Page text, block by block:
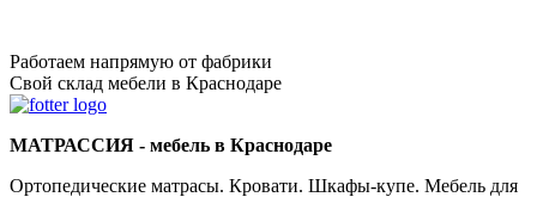
Работаем напрямую от фабрики
Свой склад мебели в Краснодаре
МАТРАССИЯ - мебель в Краснодаре
Ортопедические матрасы. Кровати. Шкафы-купе. Мебель для